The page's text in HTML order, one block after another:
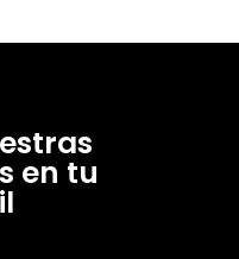
en tu